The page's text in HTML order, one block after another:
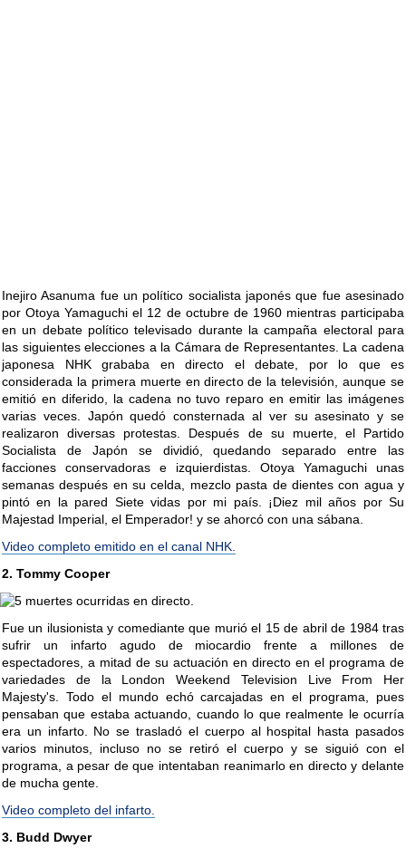
Inejiro Asanuma fue un político socialista japonés que fue asesinado
por Otoya Yamaguchi el 12 de octubre de 1960 mientras participaba
en un debate político televisado durante la campaña electoral para
las siguientes elecciones a la Cámara de Representantes. La cadena
japonesa NHK grababa en directo el debate, por lo que es
considerada la primera muerte en directo de la televisión, aunque se
emitió en diferido, la cadena no tuvo reparo en emitir las imágenes
varias veces. Japón quedó consternada al ver su asesinato y se
realizaron diversas protestas. Después de su muerte, el Partido
Socialista de Japón se dividió, quedando separado entre las
facciones conservadoras e izquierdistas. Otoya Yamaguchi unas
semanas después en su celda, mezclo pasta de dientes con agua y
pintó en la pared Siete vidas por mi país. ¡Diez mil años por Su
Majestad Imperial, el Emperador! y se ahorcó con una sábana.
Video completo emitido en el canal NHK.
2. Tommy Cooper
Fue un ilusionista y comediante que murió el 15 de abril de 1984 tras
sufrir un infarto agudo de miocardio frente a millones de
espectadores, a mitad de su actuación en directo en el programa de
variedades de la London Weekend Television Live From Her
Majesty's. Todo el mundo echó carcajadas en el programa, pues
pensaban que estaba actuando, cuando lo que realmente le ocurría
era un infarto. No se trasladó el cuerpo al hospital hasta pasados
varios minutos, incluso no se retiró el cuerpo y se siguió con el
programa, a pesar de que intentaban reanimarlo en directo y delante
de mucha gente.
Video completo del infarto.
3. Budd Dwyer